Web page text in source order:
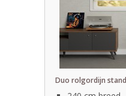
Duo rolgordijn